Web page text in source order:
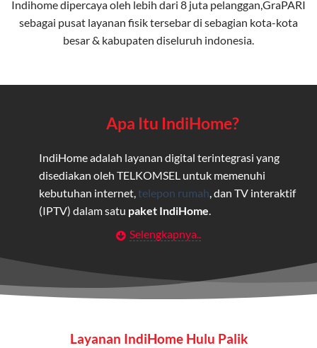
Indihome dipercaya oleh lebih dari 8 juta pelanggan,GraPARI
sebagai pusat layanan fisik tersebar di sebagian kota-kota
besar & kabupaten diseluruh indonesia.
Apa Itu IndiHome?
IndiHome adalah layanan digital terintegrasi yang
disediakan oleh TELKOMSEL untuk memenuhi
kebutuhan internet, telepon rumah , dan TV interaktif
(IPTV) dalam satu paket IndiHome
Layanan Wifi Indihome ini dirancang untuk
maupun individu yang membutuhkan konektivitas dan
hiburan berkualitas tinggi.
Selengkapnya..
Layanan IndiHome Hulu Palik